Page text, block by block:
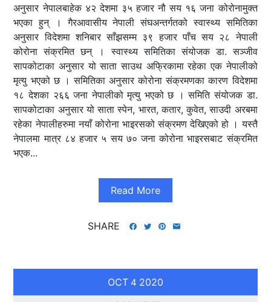
अनुसार नेपालबाहेक ४२ देशमा ३५ हजार नौ सय १६ जना कोरोनामुक्त
भएका हुन् । गैरआवासीय नेपाली संघअन्तर्गतको स्वास्थ्य समितिका
अनुसार विदेशमा शनिबार साँझसम्म ३९ हजार पाँच सय २८ नेपाली
कोरोना संक्रमित छन् । स्वास्थ्य समितिका संयोजक डा. सञ्‍जीव
सापकोटाका अनुसार यो साता साउथ अफ्रिकामा रहेका एक नेपालीको
मृत्यु भएको छ । समितिका अनुसार कोरोना संक्रमणका कारण विदेशमा
१८ देशका २६६ जना नेपालीको मृत्यु भएको छ । समिति संयोजक डा.
सापकोटाका अनुसार यो साता स्पेन, भारत, कतार, कुवेत, साउदी अरबमा
रहेका नेपालीहरुमा नयाँ कोरोना भाइरसको संक्रमण देखिएको हो । यस्तै
नेपालमा मात्र ८४ हजार ५ सय ७० जना कोरोना भाइरसबाट संक्रमित
भएक...
Read More
SHARE
OCT 4 2020